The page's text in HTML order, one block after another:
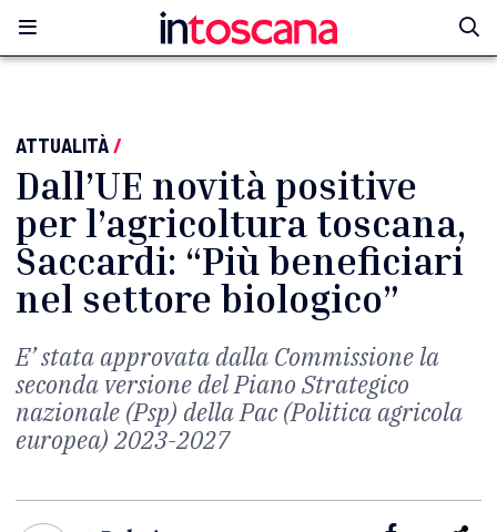
ATTUALITÀ/
Dall’UE novità positive
per l’agricoltura toscana,
Saccardi: “Più beneficiari
nel settore biologico”
E’ stata approvata dalla Commissione la
seconda versione del Piano Strategico
nazionale (Psp) della Pac (Politica agricola
europea) 2023-2027